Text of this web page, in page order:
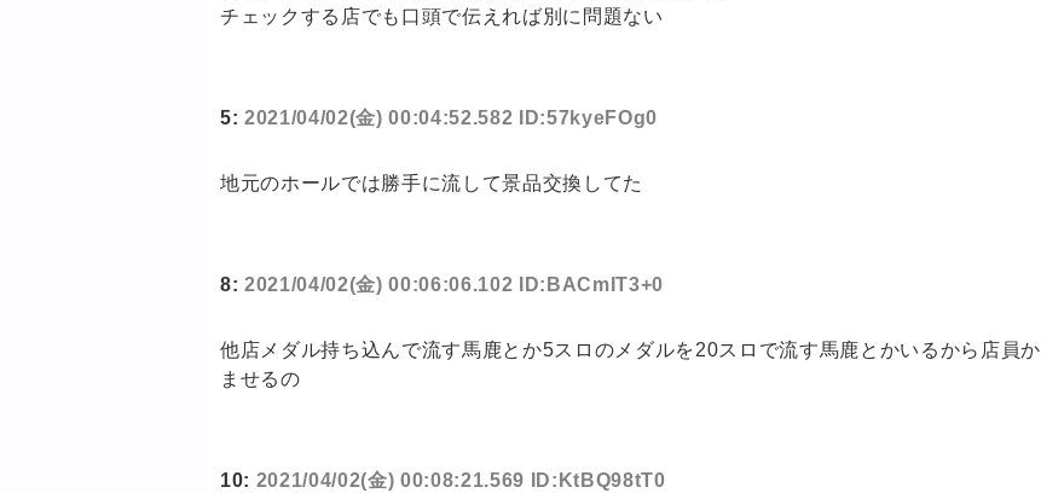
チェックする店でも口頭で伝えれば別に問題ない
5: 2021/04/02(金) 00:04:52.582 ID:57kyeFOg0
地元のホールでは勝手に流して景品交換してた
8: 2021/04/02(金) 00:06:06.102 ID:BACmIT3+0
他店メダル持ち込んで流す馬鹿とか5スロのメダルを20スロで流す馬鹿とかいるから店員か
ませるの
10: 2021/04/02(金) 00:08:21.569 ID:KtBQ98tT0